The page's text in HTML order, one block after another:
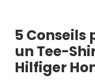
5 Conseils
un Tee-
Hilfiger